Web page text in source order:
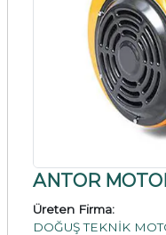
ANTOR
Üreten Firma:
DOĞUŞ TEKNİK